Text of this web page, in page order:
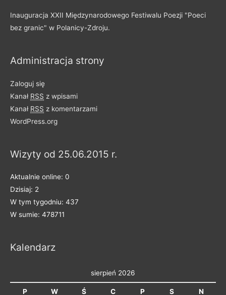
e
k
e
g
i
Inauguracja XXII Międzynarodowego Festiwalu Poezji "Poeci
bez granic" w Polanicy-Zdroju.
Administracja strony
Zaloguj się
Kanał RSS z wpisami
Kanał RSS z komentarzami
WordPress.org
Wizyty od 25.06.2015 r.
Aktualnie online: 0
Dzisiaj: 2
W tym tygodniu: 437
W sumie: 478711
Kalendarz
sierpień 2026
P W Ś C P S N